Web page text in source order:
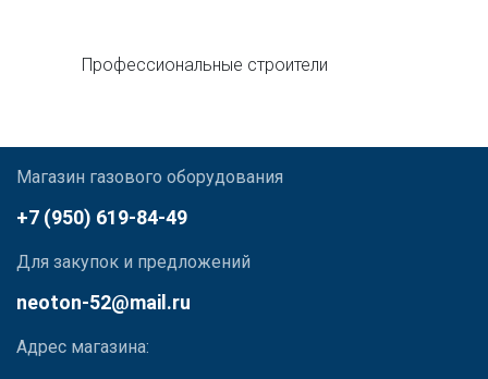
Профессиональные строители
Магазин газового оборудования
+7 (950) 619-84-49
Для закупок и предложений
neoton-52@mail.ru
Адрес магазина: